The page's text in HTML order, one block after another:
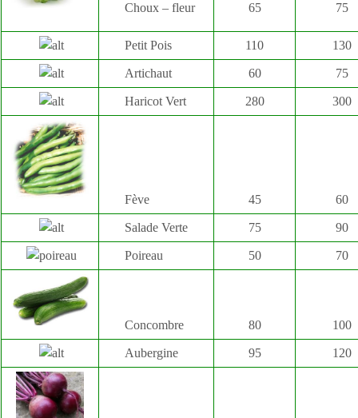
Choux – fleur 65 75
Petit Pois 110 130
Artichaut 60 75
Haricot Vert 280 300
Fève 45 60
Salade Verte 75 90
Poireau 50 70
Concombre 80 100
Aubergine 95 120